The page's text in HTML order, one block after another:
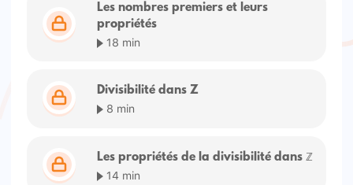
Les nombres premiers et leurs
propriétés
18 min
Divisibilité dans Z
8 min
Les propriétés de la divisibilité dans ℤ
14 min